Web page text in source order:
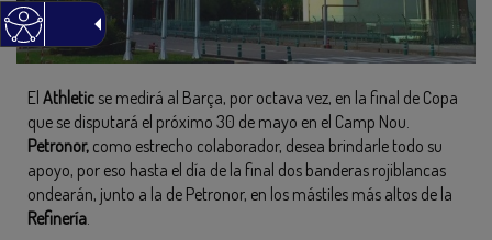
El Athletic se medirá al Barça, por octava vez, en la final de Copa
que se disputará el próximo 30 de mayo en el Camp Nou.
Petronor, como estrecho colaborador, desea brindarle todo su
apoyo, por eso hasta el día de la final dos banderas rojiblancas
ondearán, junto a la de Petronor, en los mástiles más altos de la
Refinería